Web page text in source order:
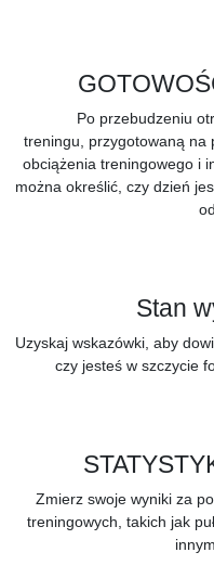
Po przebudzeniu
treningu,
przygotowaną na
obciążenia treningowego i
można określić, czy dzień
Stan
Uzyskaj wskazówki, aby
czy jesteś w szczycie
Zmierz swoje wyniki za
treningowych, takich jak